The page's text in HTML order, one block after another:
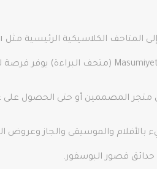
متجر المصممين أو حتى الحصول
بالأفلام والموسيقى والجاز وعروض
حدائق قصور البوسفور.